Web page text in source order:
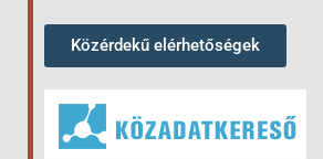
Közérdekű elérhetőségek